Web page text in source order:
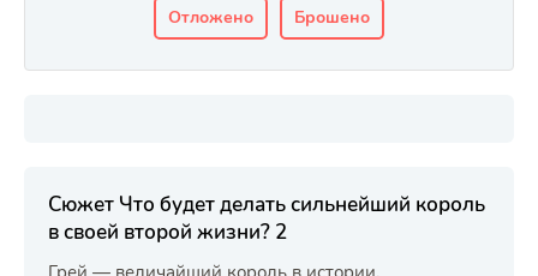
Отложено Брошено
Сюжет Что будет делать сильнейший король
в своей второй жизни? 2